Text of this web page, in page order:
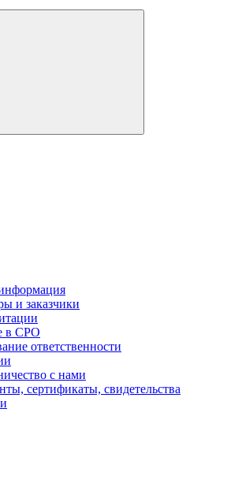
и заказчики
в СРО
ответственности
с нами
сертификаты, свидетельства